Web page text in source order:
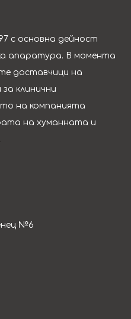
с основна дейност
апаратура. B момента
доставчици на
клинични
на компанията
на хуманната и
№6